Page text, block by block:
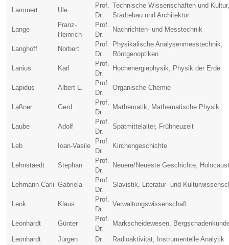
Lammert Ule
Prof.
Dr.
Technische Wissenschaften und
Städtebau und Architektur
Lange
Franz-
Heinrich
Prof.
Dr.
Nachrichten- und Messtechnik
Langhoff Norbert
Prof.
Dr.
Physikalische Analysenmesstechnik,
Röntgenoptiken
Lanius
Karl
Prof.
Dr.
Hochenergiephysik, Physik der Erde
Lapidus Albert L.
Prof.
Dr.
Organische Chemie
Laßner Gerd
Prof.
Dr.
Mathematik, Mathematische Physik
Laube Adolf
Prof.
Dr.
Spätmittelalter, Frühneuzeit
Leb Ioan-Vasile
Prof.
Dr.
Kirchengeschichte
Lehnstaedt Stephan
Prof.
Dr.
Neuere/Neueste Geschichte,
Lehmann-Carli Gabriela
Prof.
Dr.
Slavistik, Literatur- und
Lenk Klaus
Prof.
Dr.
Verwaltungswissenschaft
Leonhardt Günter
Prof.
Dr.
Markscheidewesen,
Leonhardt Jürgen Dr. Radioaktivität, Instrumentelle Analytik